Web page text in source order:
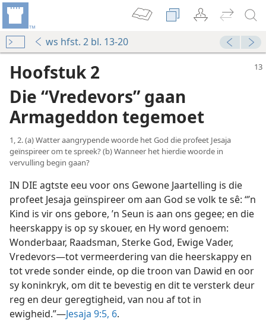
ws hfst. 2 bl. 13-20
Hoofstuk 2
Die “Vredevors” gaan
Armageddon tegemoet
1, 2. (a) Watter aangrypende woorde het God die profeet Jesaja
geïnspireer om te spreek? (b) Wanneer het hierdie woorde in
vervulling begin gaan?
IN DIE agtste eeu voor ons Gewone Jaartelling is die
profeet Jesaja geïnspireer om aan God se volk te sê: “’n
Kind is vir ons gebore, ’n Seun is aan ons gegee; en die
heerskappy is op sy skouer, en Hy word genoem:
Wonderbaar, Raadsman, Sterke God, Ewige Vader,
Vredevors—tot vermeerdering van die heerskappy en
tot vrede sonder einde, op die troon van Dawid en oor
sy koninkryk, om dit te bevestig en dit te versterk deur
reg en deur geregtigheid, van nou af tot in
ewigheid.”—Jesaja 9:5, 6.